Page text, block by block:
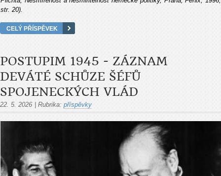
str. 20).
CELÝ PŘÍSPĚVEK
POSTUPIM 1945 - ZÁZNAM
DEVÁTÉ SCHŮZE ŠÉFŮ
SPOJENECKÝCH VLÁD
22. 5. 2026 Rubrika: příspěvky